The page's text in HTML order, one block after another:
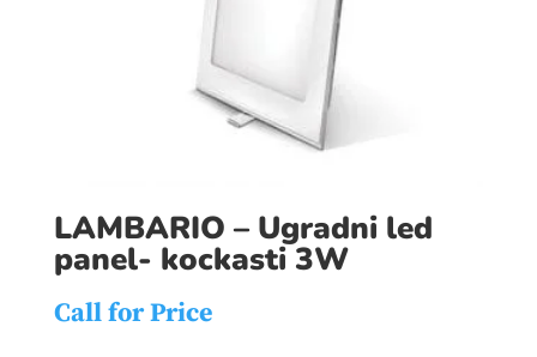
LAMBARIO – Ugradni led
panel- kockasti 3W
Call for Price